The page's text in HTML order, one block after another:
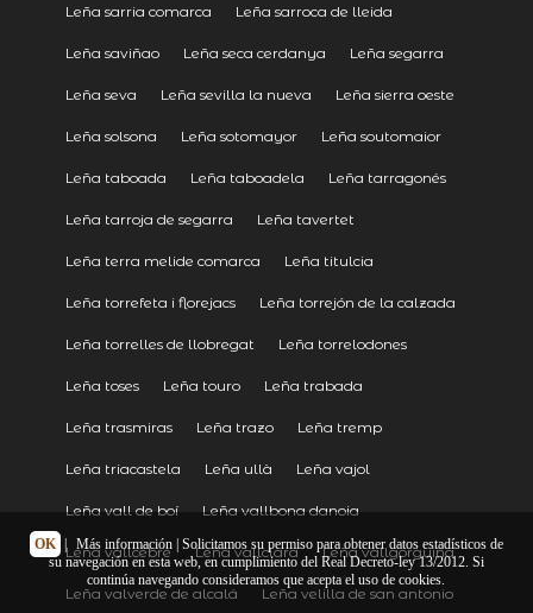
Leña sarria comarca Leña sarroca de lleida
Leña saviñao Leña seca cerdanya Leña segarra
Leña seva Leña sevilla la nueva Leña sierra oeste
Leña solsona Leña sotomayor Leña soutomaior
Leña taboada Leña taboadela Leña tarragonés
Leña tarroja de segarra Leña tavertet
Leña terra melide comarca Leña titulcia
Leña torrefeta i florejacs Leña torrejón de la calzada
Leña torrelles de llobregat Leña torrelodones
Leña toses Leña touro Leña trabada
Leña trasmiras Leña trazo Leña tremp
Leña triacastela Leña ullà Leña vajol
Leña vall de boí Leña vallbona danoia
Leña vallcebre Leña vallclara Leña vallgorguina
Leña valverde de alcalá Leña velilla de san antonio
OK | Más información| Solicitamos su permiso para obtener datos estadísticos de
su navegación en esta web, en cumplimiento del Real Decreto-ley 13/2012. Si
continúa navegando consideramos que acepta el uso de cookies.